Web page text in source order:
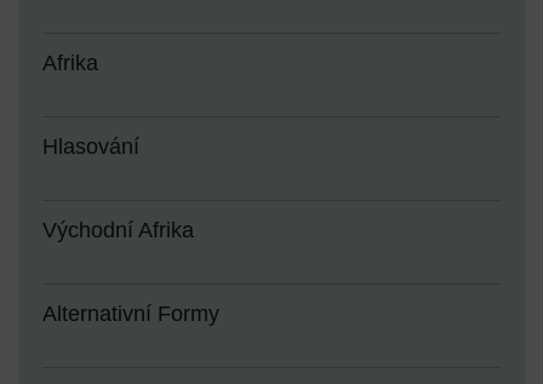
Afrika
Hlasování
Východní Afrika
Alternativní Formy